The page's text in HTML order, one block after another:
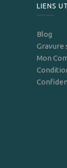
LIENS
Blog
Gravure
Mon